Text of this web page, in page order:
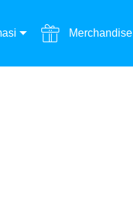
Merchandise